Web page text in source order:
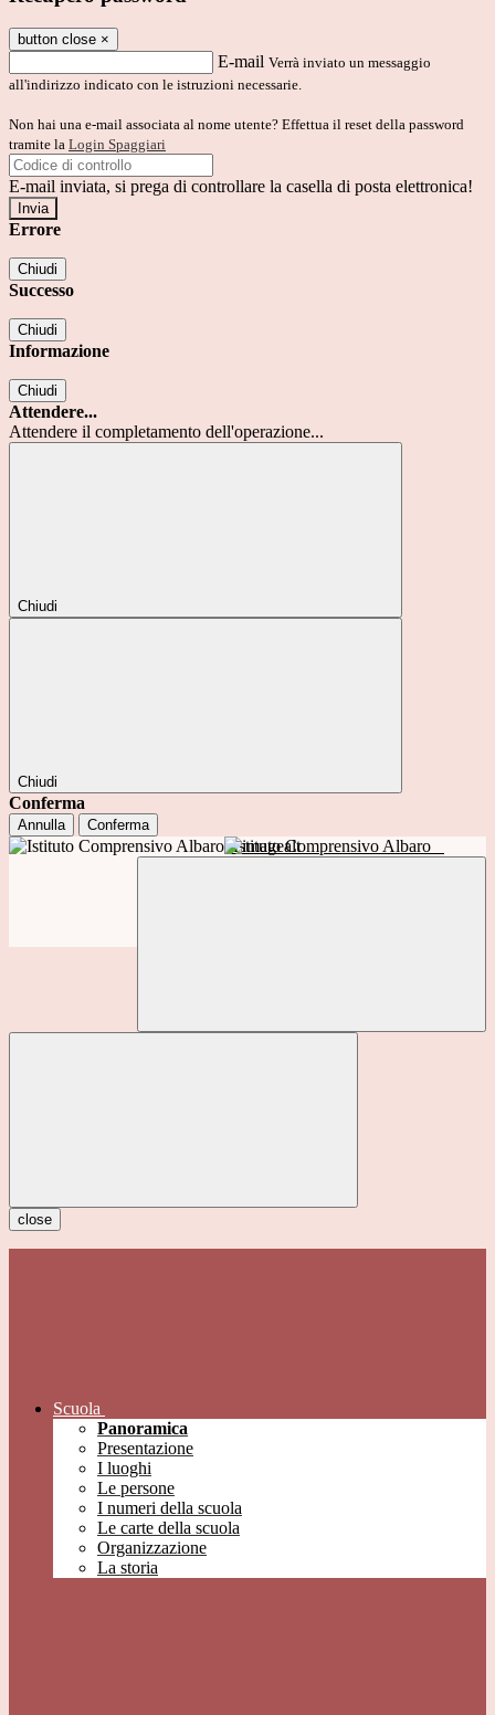
button close ×
E-mail Verrà inviato un messaggio
all'indirizzo indicato con le istruzioni necessarie.
Non hai una e-mail associata al nome utente? Effettua il reset della password
tramite la Login Spaggiari
E-mail inviata, si prega di controllare la casella di posta elettronica!
Errore
Chiudi
Successo
Chiudi
Informazione
Chiudi
Attendere...
Attendere il completamento dell'operazione...
Chiudi
Chiudi
Conferma
Annulla Conferma
Istituto Comprensivo Albaro
close
Scuola
Panoramica
Presentazione
I luoghi
Le persone
I numeri della scuola
Le carte della scuola
Organizzazione
La storia